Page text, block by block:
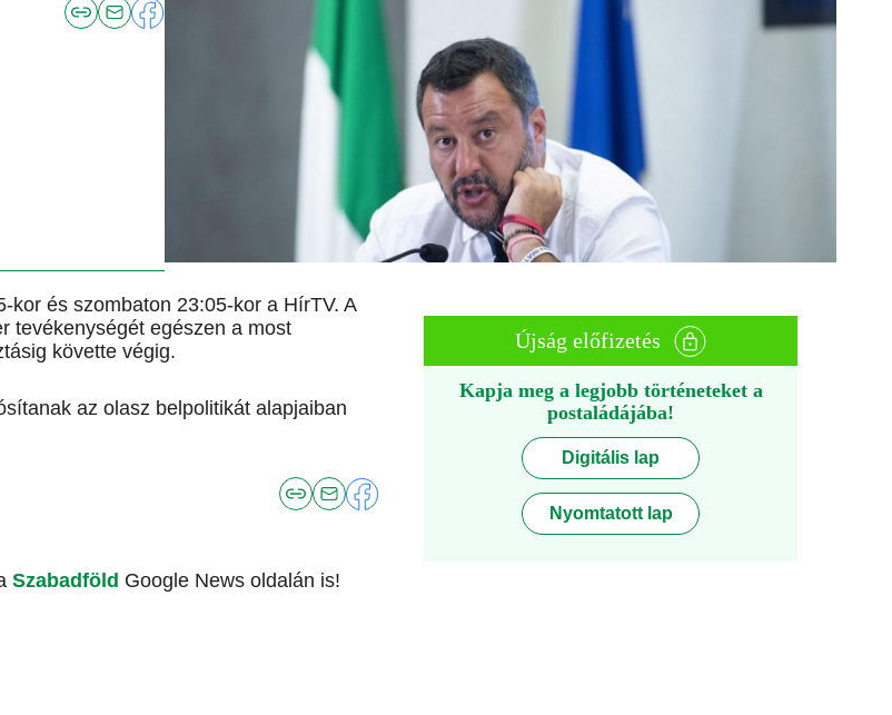
és szombaton 23:05-kor a HírTV. A
tevékenységét egészen a most
követte végig.
az olasz belpolitikát alapjaiban
Szabadföld Google News oldalán is!
Újság előfizetés
Kapja meg a legjobb történeteket a
postaládájába!
Digitális lap
Nyomtatott lap